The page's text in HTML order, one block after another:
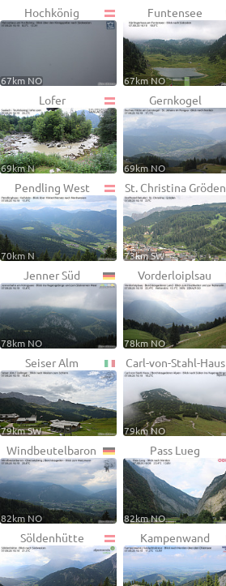
Hochkönig
67km NO
Funtensee
67km NO
Lofer
69km N
Gernkogel
69km NO
Pendling West
70km N
St. Christina Gröden
73km SW
Jenner Süd
78km NO
Vorderloiplsau
78km NO
Seiser Alm
79km SW
Carl-von-Stahl-Haus
79km NO
Windbeutelbaron
82km NO
Pass Lueg
82km NO
Söldenhütte Kampenwand